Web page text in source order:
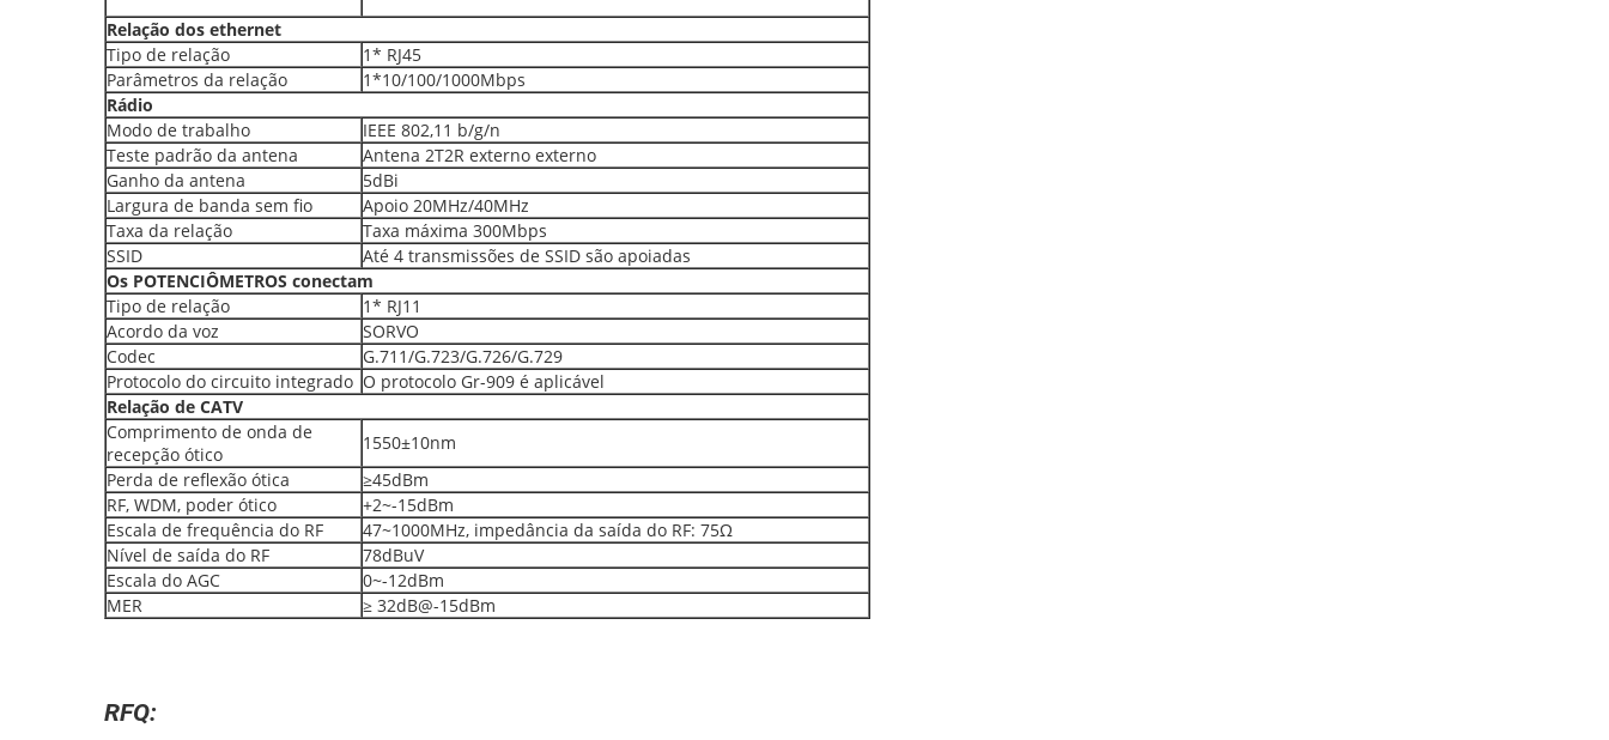
Relação dos ethernet
Tipo de relação
1* RJ45
Parâmetros da relação
1*10/100/1000Mbps
Rádio
Modo de trabalho
IEEE 802,11 b/g/n
Teste padrão da antena
Antena 2T2R externo externo
Ganho da antena
5dBi
Largura de banda sem fio
Apoio 20MHz/40MHz
Taxa da relação
Taxa máxima 300Mbps
SSID
Até 4 transmissões de SSID são apoiadas
Os POTENCIÔMETROS conectam
Tipo de relação
1* RJ11
Acordo da voz
SORVO
Codec
G.711/G.723/G.726/G.729
Protocolo do circuito integrado O protocolo Gr-909 é aplicável
Relação de CATV
Comprimento de onda de
recepção ótico
1550±10nm
Perda de reflexão ótica
≥45dBm
RF, WDM, poder ótico
+2~-15dBm
Escala de frequência do RF
47~1000MHz, impedância da saída do RF: 75Ω
Nível de saída do RF
78dBuV
Escala do AGC
0~-12dBm
MER
≥ 32dB@-15dBm
RFQ: